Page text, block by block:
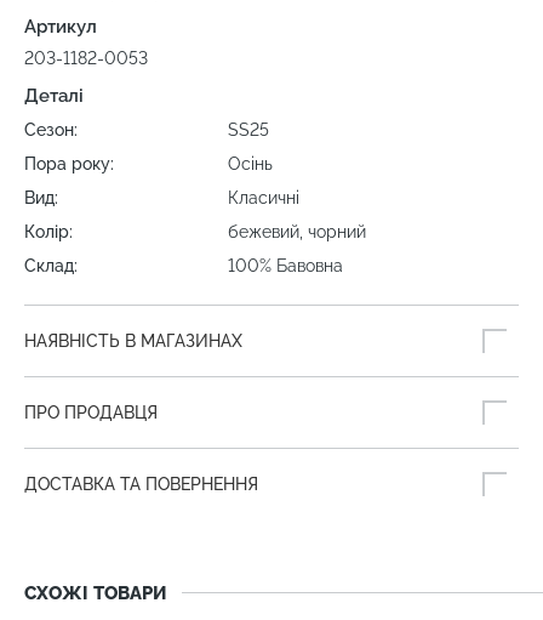
Артикул
203-1182-0053
Деталі
Сезон:
SS25
Пора року:
Осінь
Вид:
Класичні
Колір:
бежевий, чорний
Склад:
100% Бавовна
НАЯВНІСТЬ В МАГАЗИНАХ
ПРО ПРОДАВЦЯ
ДОСТАВКА ТА ПОВЕРНЕННЯ
СХОЖІ ТОВАРИ